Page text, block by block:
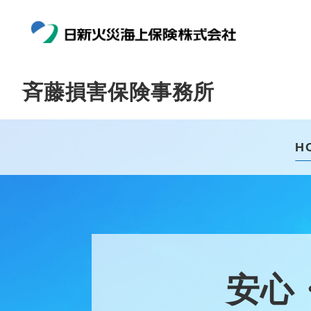
斉藤損害保険事務所
安心